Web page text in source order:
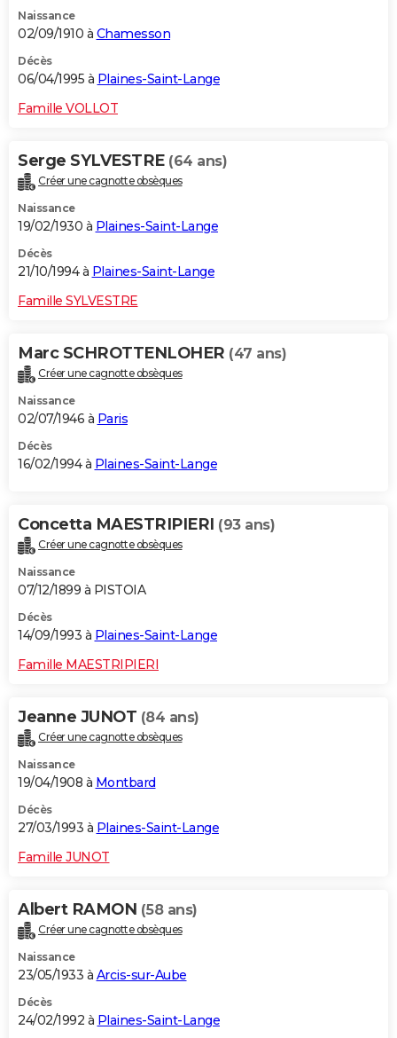
Naissance
02/09/1910 à Chamesson
Décès
06/04/1995 à Plaines-Saint-Lange
Famille VOLLOT
Serge SYLVESTRE (64 ans)
Créer une cagnotte obsèques
Naissance
19/02/1930 à Plaines-Saint-Lange
Décès
21/10/1994 à Plaines-Saint-Lange
Famille SYLVESTRE
Marc SCHROTTENLOHER (47 ans)
Créer une cagnotte obsèques
Naissance
02/07/1946 à Paris
Décès
16/02/1994 à Plaines-Saint-Lange
Concetta MAESTRIPIERI (93 ans)
Créer une cagnotte obsèques
Naissance
07/12/1899 à PISTOIA
Décès
14/09/1993 à Plaines-Saint-Lange
Famille MAESTRIPIERI
Jeanne JUNOT (84 ans)
Créer une cagnotte obsèques
Naissance
19/04/1908 à Montbard
Décès
27/03/1993 à Plaines-Saint-Lange
Famille JUNOT
Albert RAMON (58 ans)
Créer une cagnotte obsèques
Naissance
23/05/1933 à Arcis-sur-Aube
Décès
24/02/1992 à Plaines-Saint-Lange